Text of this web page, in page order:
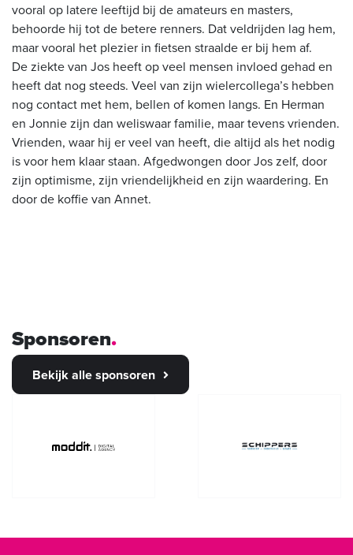
vooral op latere leeftijd bij de amateurs en masters,
behoorde hij tot de betere renners. Dat veldrijden lag hem,
maar vooral het plezier in fietsen straalde er bij hem af.
De ziekte van Jos heeft op veel mensen invloed gehad en
heeft dat nog steeds. Veel van zijn wielercollega’s hebben
nog contact met hem, bellen of komen langs. En Herman
en Jonnie zijn dan weliswaar familie, maar tevens vrienden.
Vrienden, waar hij er veel van heeft, die altijd als het nodig
is voor hem klaar staan. Afgedwongen door Jos zelf, door
zijn optimisme, zijn vriendelijkheid en zijn waardering. En
door de koffie van Annet.
Sponsoren
Bekijk alle sponsoren